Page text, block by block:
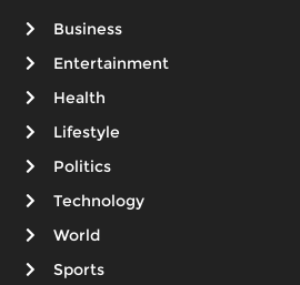
Business
Entertainment
Health
Lifestyle
Politics
Technology
World
Sports